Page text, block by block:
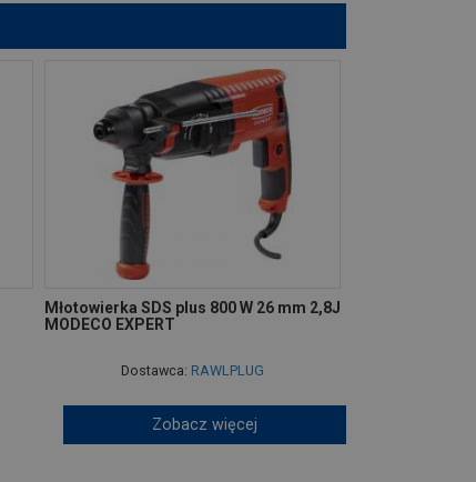
Młotowierka SDS plus 800 W 26 mm 2,8J
MODECO EXPERT
Dostawca: RAWLPLUG
Zobacz więcej